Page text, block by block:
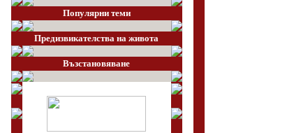
Популярни теми
Предизвикателства на живота
Възстановяване